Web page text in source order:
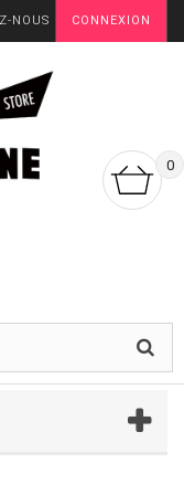
CONNEXION
NOUS
0